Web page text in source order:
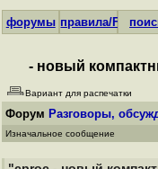
форумы правила/FAQ
- новый
Вариант для распечатки
Форум Разговоры,
Изначальное сообщение